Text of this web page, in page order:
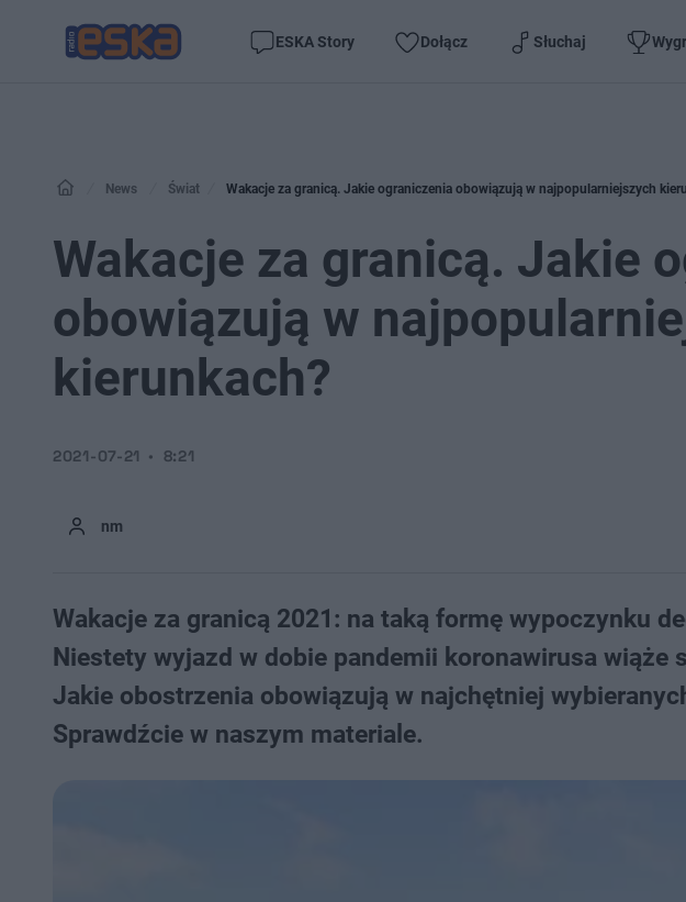
ESKA Story Dołącz Słuchaj
News Świat Wakacje za granicą. Jakie ograniczenia obowiązują w najpopularniejszych
Wakacje za granicą. Jakie
obowiązują w
kierunkach?
nm
2021-07-21 8:21
Wakacje za granicą 2021: na taką formę wypoczynku
Niestety wyjazd w dobie pandemii koronawirusa wiąże
Jakie obostrzenia obowiązują w najchętniej
Sprawdźcie w naszym materiale.